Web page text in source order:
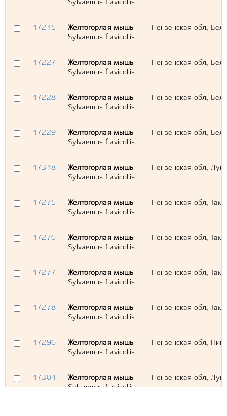
Sylvaemus flavicollis
17215
Желтогорлая мышь
Sylvaemus flavicollis
Пензенская обл.,
17227
Желтогорлая мышь
Sylvaemus flavicollis
Пензенская обл.,
17228
Желтогорлая мышь
Sylvaemus flavicollis
Пензенская обл.,
17229
Желтогорлая мышь
Sylvaemus flavicollis
Пензенская обл.,
17318
Желтогорлая мышь
Sylvaemus flavicollis
Пензенская обл.,
17275
Желтогорлая мышь
Sylvaemus flavicollis
Пензенская обл.,
17276
Желтогорлая мышь
Sylvaemus flavicollis
Пензенская обл.,
17277
Желтогорлая мышь
Sylvaemus flavicollis
Пензенская обл.,
17278
Желтогорлая мышь
Sylvaemus flavicollis
Пензенская обл.,
17296
Желтогорлая мышь
Sylvaemus flavicollis
Пензенская обл.,
17304
Желтогорлая мышь
Sylvaemus flavicollis
Пензенская обл.,